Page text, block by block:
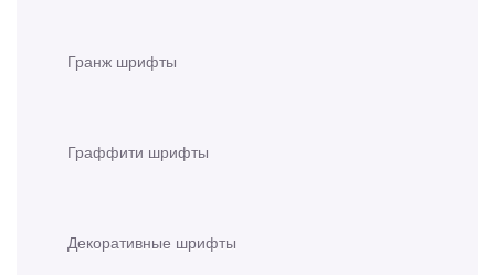
Гранж шрифты
Граффити шрифты
Декоративные шрифты